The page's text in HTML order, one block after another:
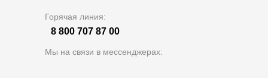
Горячая линия:
8 800 707 87 00
Мы на связи в мессенджерах: